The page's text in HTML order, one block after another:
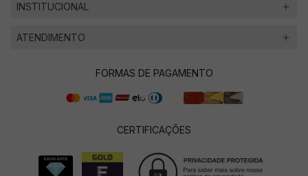
INSTITUCIONAL
ATENDIMENTO
FORMAS DE PAGAMENTO
CERTIFICAÇÕES